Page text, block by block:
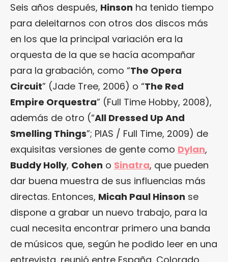
Seis años después, Hinson ha tenido tiempo
para deleitarnos con otros dos discos más
en los que la principal variación era la
orquesta de la que se hacía acompañar
para la grabación, como “The Opera
Circuit” (Jade Tree, 2006) o “The Red
Empire Orquestra” (Full Time Hobby, 2008),
además de otro (“All Dressed Up And
Smelling Things”; PIAS / Full Time, 2009) de
exquisitas versiones de gente como Dylan,
Buddy Holly, Cohen o Sinatra, que pueden
dar buena muestra de sus influencias más
directas. Entonces, Micah Paul Hinson se
dispone a grabar un nuevo trabajo, para la
cual necesita encontrar primero una banda
de músicos que, según he podido leer en una